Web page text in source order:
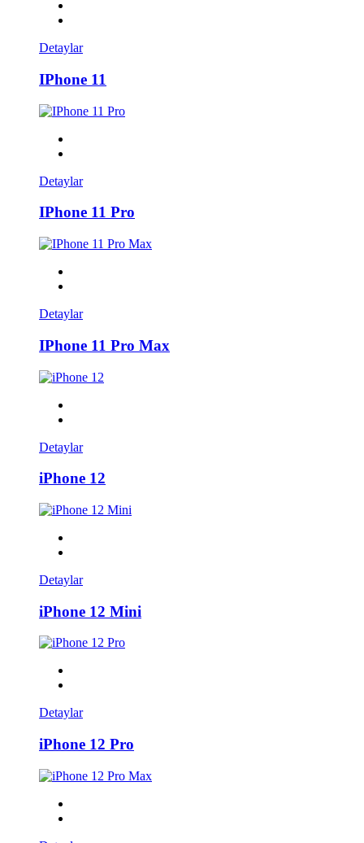
Detaylar
IPhone 11
Detaylar
IPhone 11 Pro
Detaylar
IPhone 11 Pro Max
Detaylar
iPhone 12
Detaylar
iPhone 12 Mini
Detaylar
iPhone 12 Pro